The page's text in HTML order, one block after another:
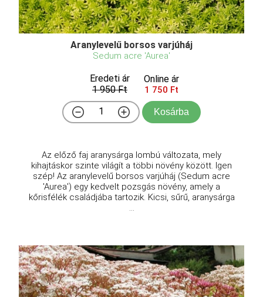
Aranylevelű borsos varjúháj
Sedum acre 'Aurea'
Eredeti ár
1 950 Ft
Online ár
1 750 Ft
Kosárba
Az előző faj aranysárga lombú változata, mely
kihajtáskor szinte világít a többi növény között. Igen
szép! Az aranylevelű borsos varjúháj (Sedum acre
'Aurea') egy kedvelt pozsgás növény, amely a
kőrisfélék családjába tartozik. Kicsi, sűrű, aranysárga
...